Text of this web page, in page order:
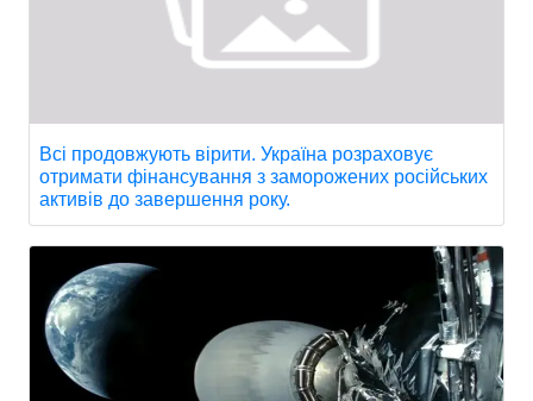
Всі продовжують вірити. Україна розраховує
отримати фінансування з заморожених російських
активів до завершення року.